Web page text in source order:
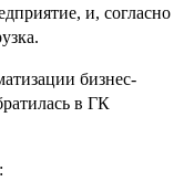
и, согласно
бизнес-
в ГК